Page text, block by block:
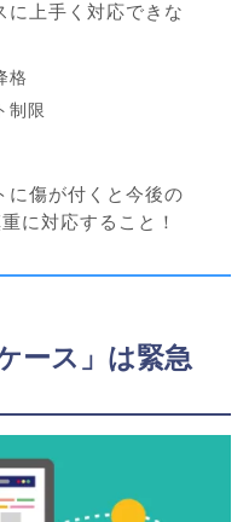
に上手く対応できな
格
制限
に傷が付くと今後の
に対応すること！
ース」は緊急